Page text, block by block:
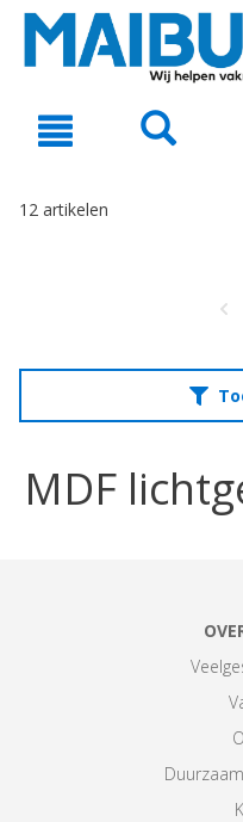
text.skipToNavigation
12 artikelen
MDF